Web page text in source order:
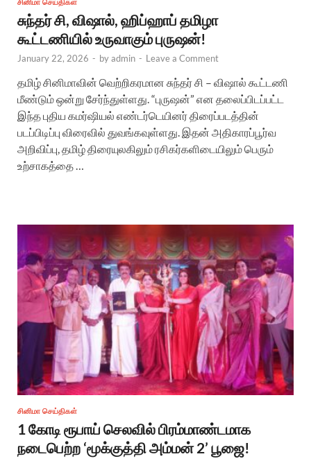
சினிமா செய்திகள்
சுந்தர் சி, விஷால், ஹிப்ஹாப் தமிழா
கூட்டணியில் உருவாகும் புருஷன்!
January 22, 2026 - byadmin - Leave a Comment
தமிழ் சினிமாவின் வெற்றிகரமான சுந்தர் சி – விஷால் கூட்டணி
மீண்டும் ஒன்று சேர்ந்துள்ளது. “புருஷன்” என தலைப்பிடப்பட்ட
இந்த புதிய கமர்ஷியல் எண்டர்டெயினர் திரைப்படத்தின்
படப்பிடிப்பு விரைவில் துவங்கவுள்ளது. இதன் அதிகாரப்பூர்வ
அறிவிப்பு, தமிழ் திரையுலகிலும் ரசிகர்களிடையிலும் பெரும்
உற்சாகத்தை …
சினிமா செய்திகள்
1 கோடி ரூபாய் செலவில் பிரம்மாண்டமாக
நடைபெற்ற ‘மூக்குத்தி அம்மன் 2’ பூஜை!